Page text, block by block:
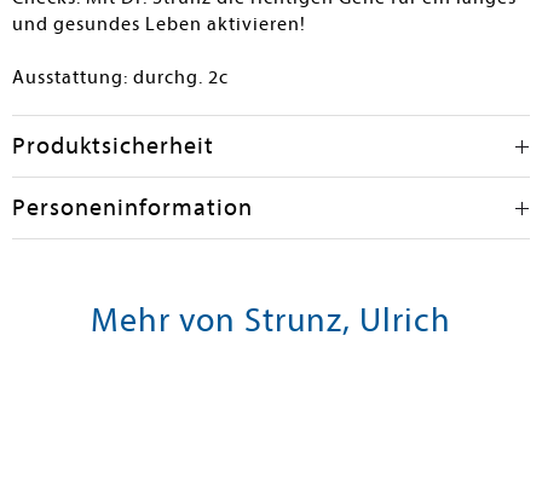
und gesundes Leben aktivieren!
Ausstattung: durchg. 2c
Produktsicherheit
Personeninformation
Mehr von Strunz, Ulrich